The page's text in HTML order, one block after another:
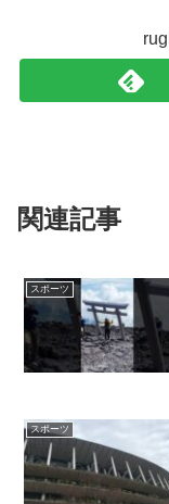
関連記事
スポーツ
スポーツ